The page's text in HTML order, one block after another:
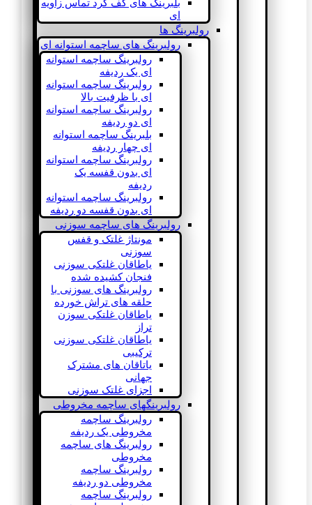
بلبرینگ های کف گرد تماس زاویه
ای
رولبرینگ ها
رولبرینگ های ساچمه استوانه ای
رولبرینگ ساچمه استوانه
ای یک ردیفه
رولبرینگ ساچمه استوانه
ای با ظرفیت بالا
رولبرینگ ساچمه استوانه
ای دو ردیفه
بلبرینگ ساچمه استوانه
ای چهار ردیفه
رولبرینگ ساچمه استوانه
ای بدون قفسه یک
ردیفه
رولبرینگ ساچمه استوانه
ای بدون قفسه دو ردیفه
رولبرینگ های ساچمه سوزنی
مونتاژ غلتک و قفس
سوزنی
یاطاقان غلتکی سوزنی
فنجان کشیده شده
رولبرینگ های سوزنی با
حلقه های تراش خورده
یاطاقان غلتکی سوزن
تراز
یاطاقان غلتکی سوزنی
ترکیبی
یاتاقان های مشترک
جهانی
اجزای غلتک سوزنی
رولبرینگهای ساچمه مخروطی
رولبرینگ ساچمه
مخروطی یک ردیفه
رولبرینگ های ساچمه
مخروطی
رولبرینگ ساچمه
مخروطی دو ردیفه
رولبرینگ ساچمه